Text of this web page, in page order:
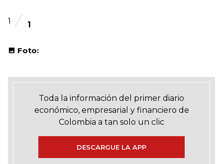
1 1
Foto:
Toda la información del primer diario
económico, empresarial y financiero de
Colombia a tan solo un clic
DESCARGUE LA APP